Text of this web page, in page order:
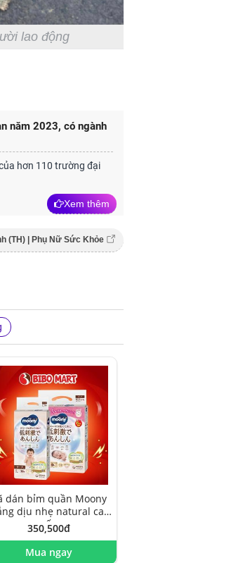
lao động
năm 2023, có ngành
hơn 110 trường đại
Xem thêm
(TH) | Phụ Nữ Sức Khỏe
dán bỉm quần Moony
dịu nhẹ natural cao
cấp
350,500đ
Mua ngay